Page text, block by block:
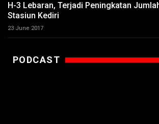
H-3 Lebaran, Terjadi Peningkatan
Stasiun Kediri
23 June 2017
PODCAST